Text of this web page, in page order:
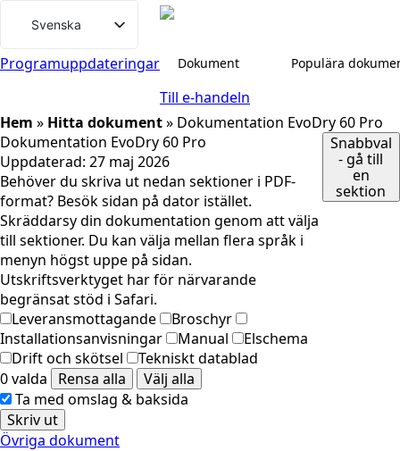
innehåll
Svenska
English (UK)
Norsk bokmål
Íslenska
Suomi
Eesti
Latviešu valoda
Lietuvių kalba
Programuppdateringar Dokument Populära
Till e-handeln
Hem » Hitta dokument» Dokumentation EvoDry 60 Pro
Dokumentation EvoDry 60 Pro
Uppdaterad: 27 maj 2026
Behöver du skriva ut nedan sektioner i PDF-
format? Besök sidan på dator istället.
Skräddarsy din dokumentation genom att välja
till sektioner. Du kan välja mellan flera språk i
menyn högst uppe på sidan.
Utskriftsverktyget har för närvarande
begränsat stöd i Safari.
Leveransmottagande
Broschyr
Installationsanvisningar
Manual
Elschema
Drift och skötsel
Tekniskt datablad
0 valda
Rensa alla
Välj alla
Ta med omslag & baksida
Skriv ut
Övriga dokument
Snabbval
- gå till
en
sektion